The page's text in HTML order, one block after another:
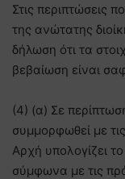
Στις περιπτώσεις
της ανώτατης
δήλωση ότι τα
βεβαίωση είναι
(4) (α) Σε
συμμορφωθεί με
Αρχή υπολογίζει
σύμφωνα με τις